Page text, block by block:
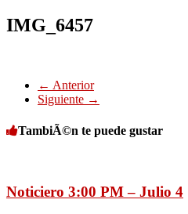
IMG_6457
← Anterior
Siguiente →
TambiÃ©n te puede gustar
Noticiero 3:00 PM – Julio 4